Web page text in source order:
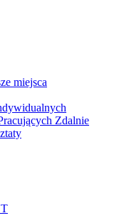
miejsca
Zdalnie